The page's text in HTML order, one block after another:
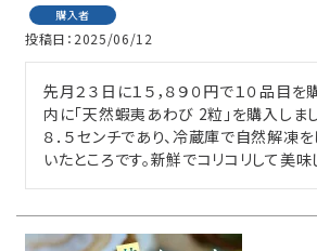
購入者
投稿日 2025/06/12
先月２３日に１５，８９０円で１０品目を
内に「天然蝦夷あわび 2粒」を購入しま
８．５センチであり、冷蔵庫で自然解凍
いたところです。新鮮でコリコリして美味